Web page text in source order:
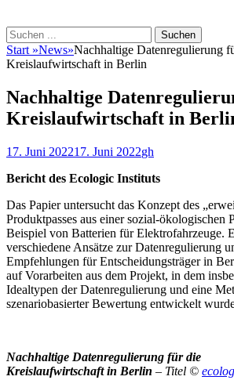
Suchen
Suchen
nach:
Start »News»Nachhaltige Datenregulierung
Kreislaufwirtschaft in Berlin
Nachhaltige
Kreislaufwirtschaft in
Veröffentlicht
17. Juni 202217. Juni 2022Autor
gh
Bericht des Ecologic Instituts
Das Papier untersucht das Konzept des
Produktpasses aus einer sozial-ökologischen
Beispiel von Batterien für Elektrofahrzeuge.
verschiedene Ansätze zur Datenregulierung
Empfehlungen für Entscheidungsträger in
auf Vorarbeiten aus dem Projekt, in dem
Idealtypen der Datenregulierung und eine
szenariobasierter Bewertung entwickelt
Nachhaltige Datenregulierung für die
Kreislaufwirtschaft in Berlin – Titel ©